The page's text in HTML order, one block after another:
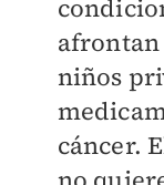
niños
cáncer.